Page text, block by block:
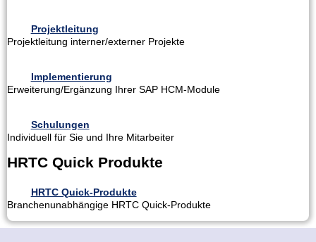
Projektleitung
Projektleitung interner/externer Projekte
Implementierung
Erweiterung/Ergänzung Ihrer SAP HCM-Module
Schulungen
Individuell für Sie und Ihre Mitarbeiter
HRTC Quick Produkte
HRTC Quick-Produkte
Branchenunabhängige HRTC Quick-Produkte